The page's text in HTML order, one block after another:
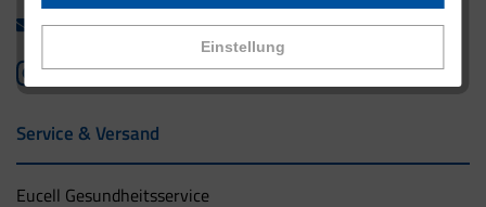
Einstellung
info@eucell.de
Service & Versand
Eucell Gesundheitsservice